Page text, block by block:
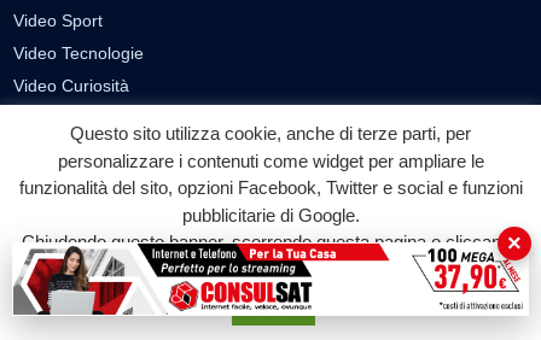
Video Sport
Video Tecnologie
Video Curiosità
PUBBLICITÀ
Richiesta pubblicazione articoli/banner
SEGUICI SUI SOCIAL
f ◎ ▶
Questo sito utilizza cookie, anche di terze parti, per
personalizzare i contenuti come widget per ampliare le
funzionalità del sito, opzioni Facebook, Twitter e social e funzioni
pubblicitarie di Google.
Chiudendo questo banner, scorrendo questa pagina o cliccando
su qualunque suo elemento acconsenti all'uso dei cookie.
Accetta
×